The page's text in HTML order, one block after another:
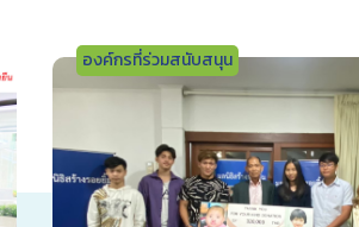
องค์กรที่ร่วมสนับสนุน